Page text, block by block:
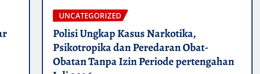
Polisi Ungkap Kasus Narkotika,
Psikotropika dan Peredaran Obat-
Obatan Tanpa Izin Periode pertengahan
Juli 2026